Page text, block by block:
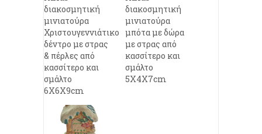
διακοσμητική
μινιατούρα
Χριστουγεννιάτικο
δέντρο με στρας
& πέρλες από
κασσίτερο και
σμάλτο
6X6X9cm
διακοσμητική
μινιατούρα
μπότα με δώρα
με στρας από
κασσίτερο και
σμάλτο
5X4X7cm